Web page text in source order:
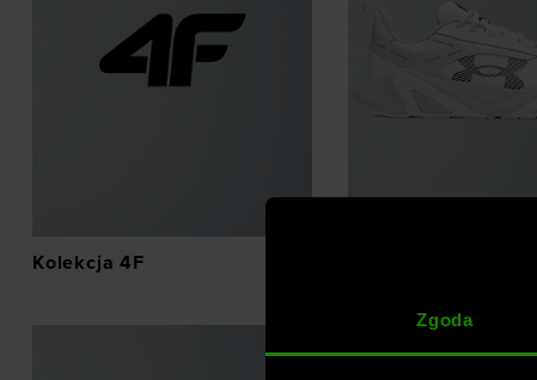
Zgoda
Kolekcja 4F